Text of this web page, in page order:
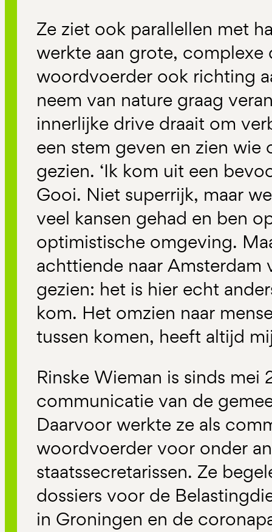
Ze ziet ook parallellen met
werkte aan grote, complexe
woordvoerder ook richting
neem van nature graag
innerlijke drive draait om
een stem geven en zien
gezien. ‘Ik kom uit een
Gooi. Niet superrijk, maar
veel kansen gehad en ben
optimistische omgeving.
achttiende naar Amsterdam
gezien: het is hier echt
kom. Het omzien naar
tussen komen, heeft altijd
Rinske Wieman is sinds
communicatie van de
Daarvoor werkte ze als
woordvoerder voor onder
staatssecretarissen. Ze
dossiers voor de
in Groningen en de